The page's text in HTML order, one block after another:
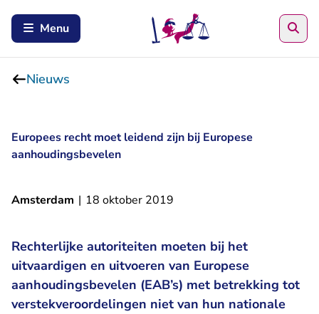
Menu
Nieuws
Europees recht moet leidend zijn bij Europese
aanhoudingsbevelen
Amsterdam | 18 oktober 2019
Rechterlijke autoriteiten moeten bij het
uitvaardigen en uitvoeren van Europese
aanhoudingsbevelen (EAB’s) met betrekking tot
verstekveroordelingen niet van hun nationale